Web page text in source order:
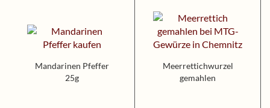
Mandarinen Pfeffer
25g
Meerrettichwurzel
gemahlen